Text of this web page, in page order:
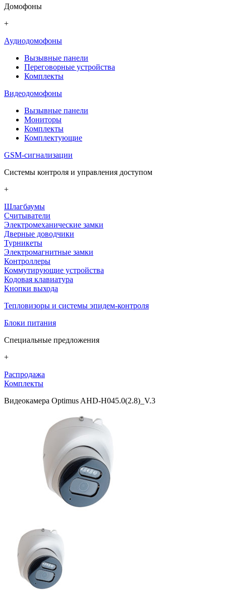
Домофоны
+
Аудиодомофоны
Вызывные панели
Переговорные устройства
Комплекты
Видеодомофоны
Вызывные панели
Мониторы
Комплекты
Комплектующие
GSM-сигнализации
Системы контроля и управления доступом
+
Шлагбаумы
Считыватели
Электромеханические замки
Дверные доводчики
Турникеты
Электромагнитные замки
Контроллеры
Коммутирующие устройства
Кодовая клавиатура
Кнопки выхода
Тепловизоры и системы эпидем-контроля
Блоки питания
Специальные предложения
+
Распродажа
Комплекты
Видеокамера Optimus AHD-H045.0(2.8)_V.3